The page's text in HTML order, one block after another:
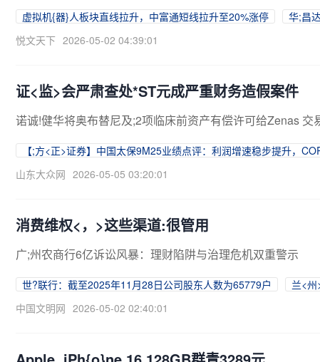
虚拟机{器}人板块直线拉升，中富通短线拉升至20%涨停
华;昌
悦文天下 2026-05-02 04:39:01
证<监>会严肃查处*ST元成严重财务造假案件
诺诚!健华将奥布替尼及;2项临床前资产有偿许可给Zenas 交
【;方<正>证券】中国太保9M25业绩点评：利润增速稳步提升，
山东大众网 2026-05-05 03:20:01
消费维权<，>这些渠道:很管用
广;州农商行6亿诉讼风暴：理财陷阱与治理危机双重警示
世?联行：截至2025年11月28日公司股东人数为65779户
兰<
中国文明网 2026-05-02 02:40:01